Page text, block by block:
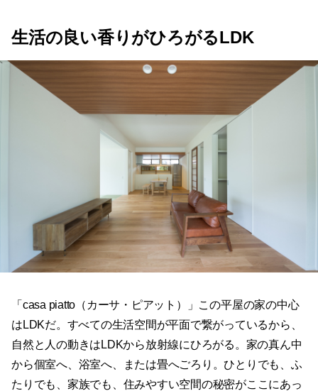
生活の良い香りがひろがるLDK
「casa piatto（カーサ・ピアット）」この平屋の家の中心
はLDKだ。すべての生活空間が平面で繋がっているから、
自然と人の動きはLDKから放射線にひろがる。家の真ん中
から個室へ、浴室へ、または畳へごろり。ひとりでも、ふ
たりでも、家族でも、住みやすい空間の秘密がここにあっ